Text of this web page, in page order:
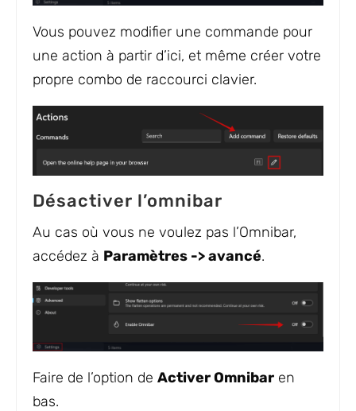
Vous pouvez modifier une commande pour
une action à partir d’ici, et même créer votre
propre combo de raccourci clavier.
Désactiver l’omnibar
Au cas où vous ne voulez pas l’Omnibar,
accédez à Paramètres -> avancé.
Faire de l’option de Activer Omnibar en
bas.